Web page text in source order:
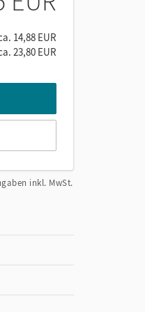
14,88 EUR
23,80 EUR
inkl. MwSt.